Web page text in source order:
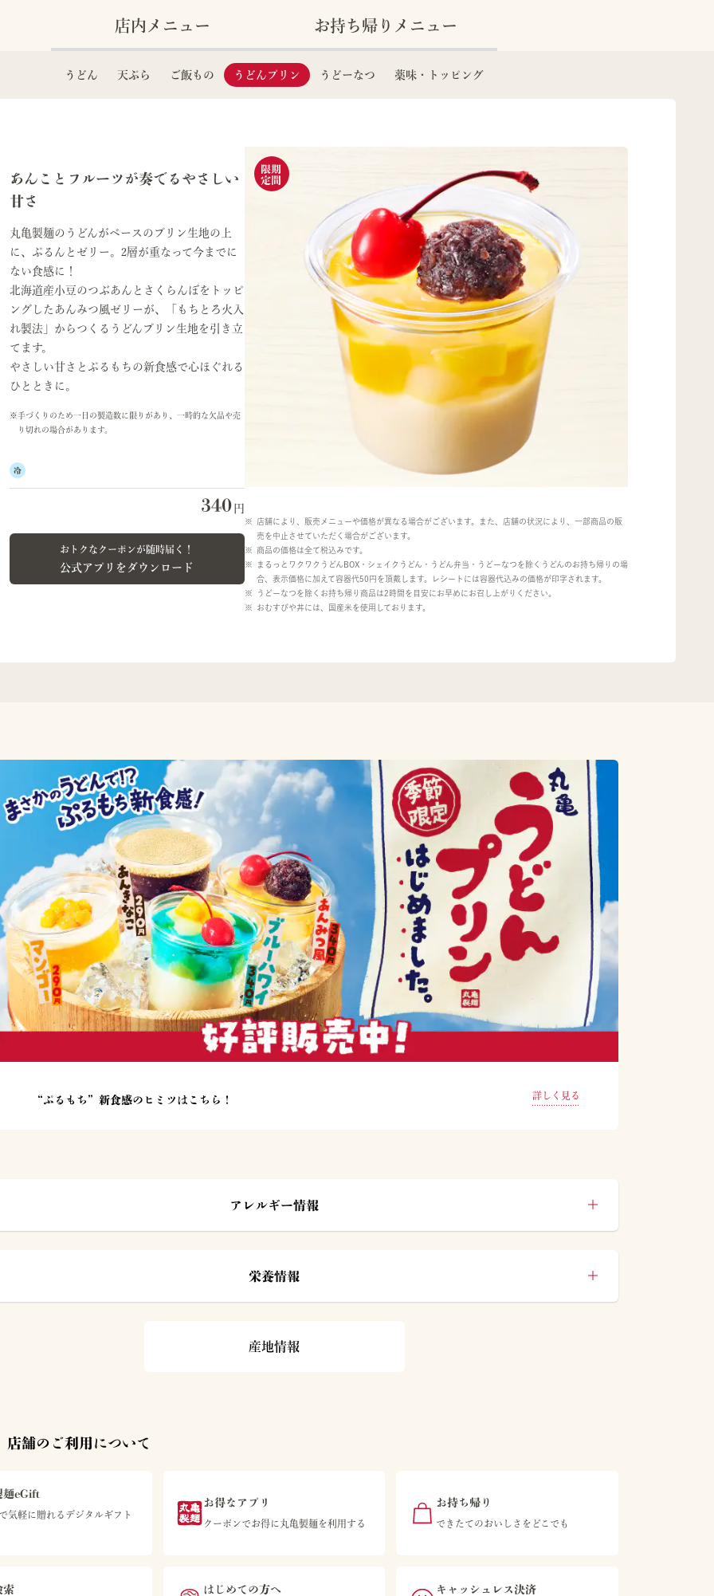
店内メニュー お持ち帰りメニュー
うどん 天ぷら ご飯もの うどんプリン うどーなつ 薬味・トッピング
あんことフルーツが奏でるやさしい
甘さ
丸亀製麺のうどんがベースのプリン生地の上
に、ぷるんとゼリー。2層が重なって今までに
ない食感に！​
北海道産小豆のつぶあんとさくらんぼをトッピ
ングしたあんみつ風ゼリーが、「もちとろ火入
れ製法」からつくるうどんプリン生地を引き立
てます。​
やさしい甘さとぷるもちの新食感で心ほぐれる
ひとときに。
手づくりのため一日の製造数に限りがあり、一時的な欠品や売
り切れの場合があります。
冷
340 円
おトクなクーポンが随時届く！
公式アプリをダウンロード
店舗により、販売メニューや価格が異なる場合がございます。また、店舗の状況により、一部商品の販
売を中止させていただく場合がございます。
商品の価格は全て税込みです。
まるっとワクワクうどんBOX・シェイクうどん・うどん弁当・うどーなつを除くうどんのお持ち帰りの場
合、表示価格に加えて容器代50円を頂戴します。レシートには容器代込みの価格が印字されます。
うどーなつを除くお持ち帰り商品は2時間を目安にお早めにお召し上がりください。
おむすびや丼には、国産米を使用しております。
期
間
限
定
“ぷるもち”新食感のヒミツはこちら！ 詳しく見る
アレルギー情報
栄養情報
産地情報
店舗のご利用について
麺eGift
気軽に贈れるデジタルギフト
お得なアプリ
クーポンでお得に丸亀製麺を利用する
お持ち帰り
できたてのおいしさをどこでも
索 はじめての方へ キャッシュレス決済